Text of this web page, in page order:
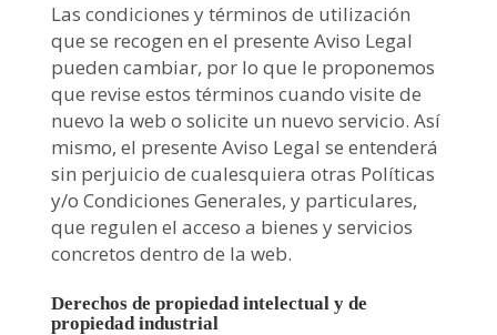
Las condiciones y términos de utilización
que se recogen en el presente Aviso Legal
pueden cambiar, por lo que le proponemos
que revise estos términos cuando visite de
nuevo la web o solicite un nuevo servicio. Así
mismo, el presente Aviso Legal se entenderá
sin perjuicio de cualesquiera otras Políticas
y/o Condiciones Generales, y particulares,
que regulen el acceso a bienes y servicios
concretos dentro de la web.
Derechos de propiedad intelectual y de
propiedad industrial